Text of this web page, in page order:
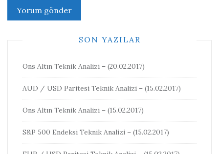
SON YAZILAR
Ons Altın Teknik Analizi – (20.02.2017)
AUD / USD Paritesi Teknik Analizi – (15.02.2017)
Ons Altın Teknik Analizi – (15.02.2017)
S&P 500 Endeksi Teknik Analizi – (15.02.2017)